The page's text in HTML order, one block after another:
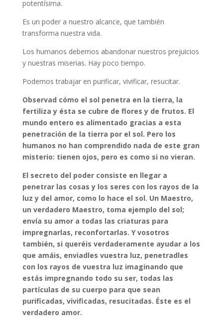
potentísima.
Es un poder a nuestro alcance, que también
transforma nuestra vida.
Los humanos debemos abandonar nuestros prejuicios
y nuestras miserias. Hay poco tiempo.
Podemos trabajar en purificar, vivificar, resucitar.
Observad cómo el sol penetra en la tierra, la
fertiliza y ésta se cubre de flores y de frutos. El
mundo entero es alimentado gracias a esta
penetración de la tierra por el sol. Pero los
humanos no han comprendido nada de este gran
misterio: tienen ojos, pero es como si no vieran.
El secreto del poder consiste en llegar a
penetrar las cosas y los seres con los rayos de la
luz y del amor, como lo hace el sol. Un Maestro,
un verdadero Maestro, toma ejemplo del sol;
envía su amor a todas las criaturas para
impregnarlas, reconfortarlas. Y vosotros
también, si queréis verdaderamente ayudar a los
que amáis, enviadles vuestra luz, penetradles
con los rayos de vuestra luz imaginando que
estás impregnando todo su ser, todas las
partículas de su cuerpo para que sean
purificadas, vivificadas, resucitadas. Éste es el
verdadero amor.